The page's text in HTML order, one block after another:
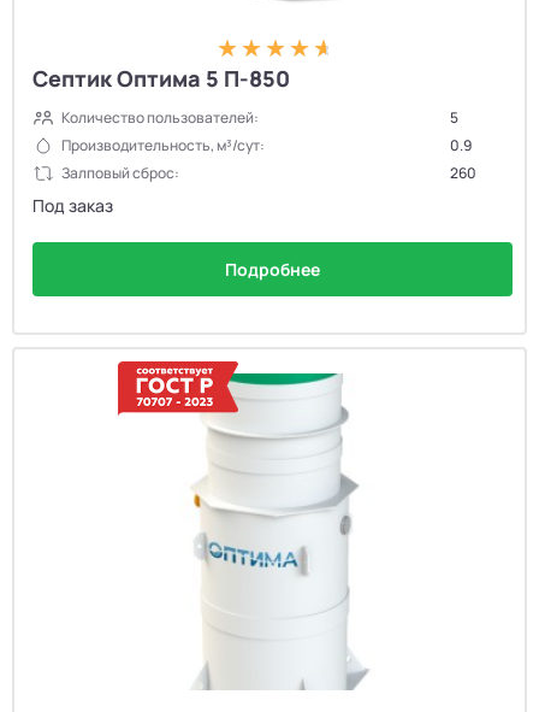
Септик Оптима 5 П-850
Количество пользователей:
5
Производительность, м³/сут:
0.9
Залповый сброс:
260
Под заказ
Подробнее